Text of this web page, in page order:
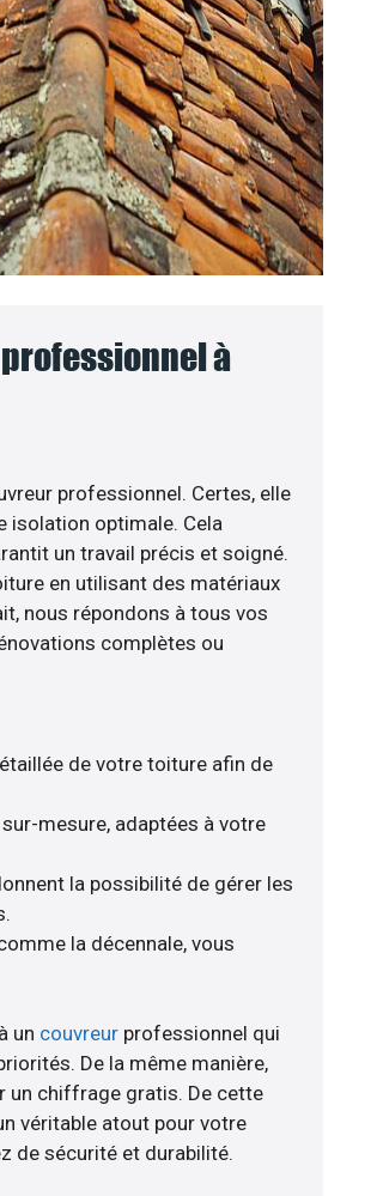
à
professionnel. Certes, elle
isolation optimale. Cela
un travail précis et soigné.
en utilisant des matériaux
nous répondons à tous vos
complètes ou
de votre toiture afin de
mesure, adaptées à votre
la possibilité de gérer les
la décennale, vous
un couvreurprofessionnel qui
De la même manière,
un chiffrage gratis. De cette
véritable atout pour votre
de sécurité et durabilité.